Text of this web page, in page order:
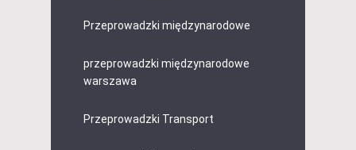
Przeprowadzki międzynarodowe
przeprowadzki międzynarodowe
warszawa
Przeprowadzki Transport